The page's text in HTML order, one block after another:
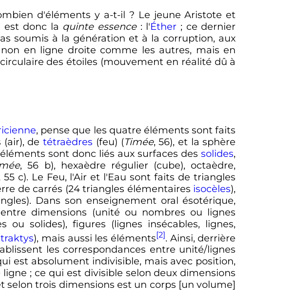
d'éléments y a-t-il ? Le jeune Aristote et
donc la quinte essence : l'Éther ; ce dernier
soumis à la génération et à la corruption, aux
en ligne droite comme les autres, mais en
des étoiles (mouvement en réalité dû à
, pense que les quatre éléments sont faits
(air), detétraèdres (feu) (Timée, 56), et la sphère
éléments sont donc liés aux surfaces dessolides,
, 56 b), hexaèdre régulier (cube), octaèdre,
55 c). Le Feu, l'Air et l'Eau sont faits de triangles
de carrés (24 triangles élémentaires isocèles),
Dans son enseignement oral ésotérique,
dimensions (unité ou nombres ou lignes
ou solides), figures (lignes insécables, lignes,
), mais aussi les éléments[2]. Ainsi, derrière
les correspondances entre unité/lignes
est absolument indivisible, mais avec position,
; ce qui est divisible selon deux dimensions
trois dimensions est un corps [un volume]